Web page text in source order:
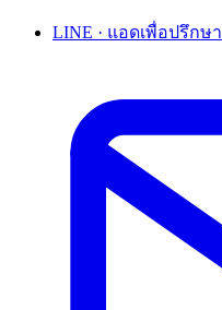
LINE · แอดเพื่อปรึกษา